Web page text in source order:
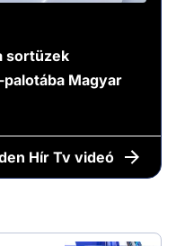
sortüzek
Magyar
Hír Tv videó